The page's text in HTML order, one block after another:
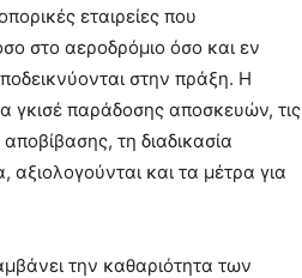
εταιρείες που
στο αεροδρόμιο όσο και εν
στην πράξη. Η
γκισέ παράδοσης αποσκευών, τις
τη διαδικασία
και τα μέτρα για
την καθαριότητα των